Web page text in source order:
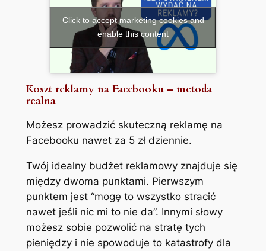
Click to accept marketing cookies and
enable this content
Koszt reklamy na Facebooku – metoda
realna
Możesz prowadzić skuteczną reklamę na
Facebooku nawet za 5 zł dziennie.
Twój idealny budżet reklamowy znajduje się
między dwoma punktami. Pierwszym
punktem jest “mogę to wszystko stracić
nawet jeśli nic mi to nie da”. Innymi słowy
możesz sobie pozwolić na stratę tych
pieniędzy i nie spowoduje to katastrofy dla